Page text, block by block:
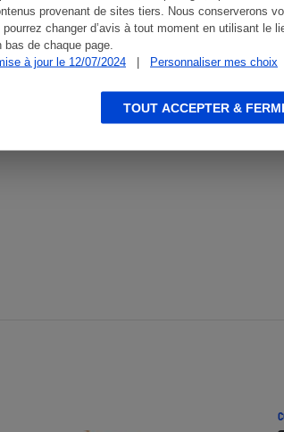
provenant de sites tiers. Nous conserverons
changer d’avis à tout moment en utilisant le
de chaque page.
à jour le 12/07/2024
| Personnaliser mes choix
TOUT ACCEPTER &